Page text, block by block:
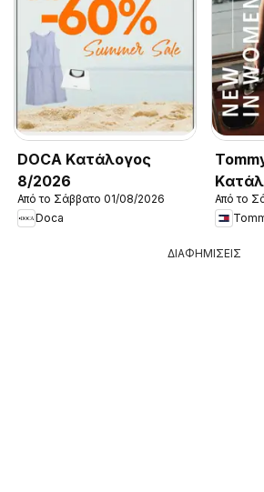
DOCA Kατάλογος
8/2026
Από το Σάββατο 01/08/2026
Doca
New
Από το
ΔΙΑΦΗΜΙΣΕΙΣ